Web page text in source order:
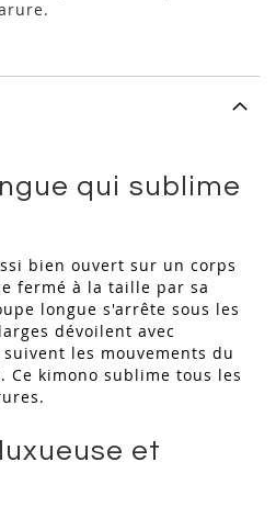
qui sublime
bien ouvert sur un corps
fermé à la taille par sa
longue s'arrête sous les
dévoilent avec
les mouvements du
Ce kimono sublime tous les
et